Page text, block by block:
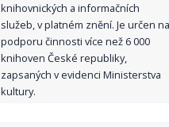
knihovnických a informačních
služeb, v platném znění. Je určen na
podporu činnosti více než 6 000
knihoven České republiky,
zapsaných v evidenci Ministerstva
kultury.